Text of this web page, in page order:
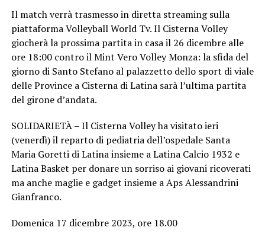
Il match verrà trasmesso in diretta streaming sulla
piattaforma Volleyball World Tv. Il Cisterna Volley
giocherà la prossima partita in casa il 26 dicembre alle
ore 18:00 contro il Mint Vero Volley Monza: la sfida del
giorno di Santo Stefano al palazzetto dello sport di viale
delle Province a Cisterna di Latina sarà l’ultima partita
del girone d’andata.
SOLIDARIETÀ – Il Cisterna Volley ha visitato ieri
(venerdì) il reparto di pediatria dell’ospedale Santa
Maria Goretti di Latina insieme a Latina Calcio 1932 e
Latina Basket per donare un sorriso ai giovani ricoverati
ma anche maglie e gadget insieme a Aps Alessandrini
Gianfranco.
Domenica 17 dicembre 2023, ore 18.00